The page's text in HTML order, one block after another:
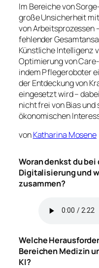
Im Bereiche von
große Unsicherheit
von Arbeitsprozessen
fehlender
Künstliche Intelligenz
Optimierung von
indem Pflegeroboter
der Entdeckung von
eingesetzt wird –
nicht frei von Bias
ökonomischen
vonKatharina Mosene
Woran denkst du
Digitalisierung und
zusammen?
Welche
Bereichen Medizin
KI?